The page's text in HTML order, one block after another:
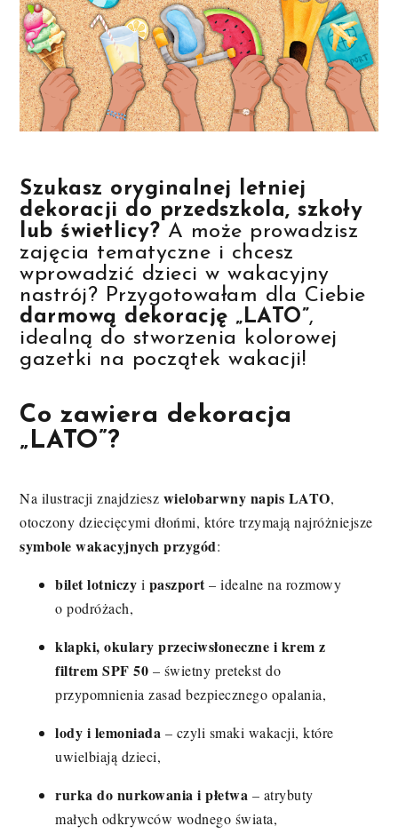
Szukasz oryginalnej letniej
dekoracji do przedszkola, szkoły
lub świetlicy? A może prowadzisz
zajęcia tematyczne i chcesz
wprowadzić dzieci w wakacyjny
nastrój? Przygotowałam dla Ciebie
darmową dekorację „LATO”,
idealną do stworzenia kolorowej
gazetki na początek wakacji!
Co zawiera dekoracja
„LATO”?
Na ilustracji znajdziesz wielobarwny napis LATO,
otoczony dziecięcymi dłońmi, które trzymają najróżniejsze
symbole wakacyjnych przygód:
bilet lotniczy i paszport– idealne na rozmowy
o podróżach,
klapki, okulary przeciwsłoneczne i krem z
filtrem SPF 50 – świetny pretekst do
przypomnienia zasad bezpiecznego opalania,
lody i lemoniada – czyli smaki wakacji, które
uwielbiają dzieci,
rurka do nurkowania i płetwa – atrybuty
małych odkrywców wodnego świata,